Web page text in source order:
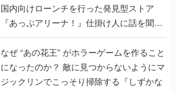
国内向けローンチを行った発見型ストア
『あっぷアリーナ！』仕掛け人に話を聞い
てみた
なぜ “あの花王” がホラーゲームを作ること
になったのか？ 敵に見つからないようにマ
ジックリンでこっそり掃除する『しずかな